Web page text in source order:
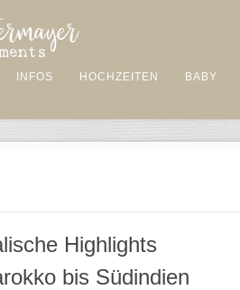
INFOS HOCHZEITEN BABY
Highlights
bis Südindien